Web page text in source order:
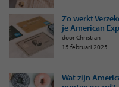
Zo werkt
je American
door Christian
15 februari 2025
Wat zijn